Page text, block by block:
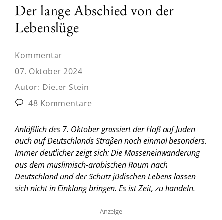
Der lange Abschied von der
Lebenslüge
Kommentar
07. Oktober 2024
Autor: Dieter Stein
48 Kommentare
Anläßlich des 7. Oktober grassiert der Haß auf Juden
auch auf Deutschlands Straßen noch einmal besonders.
Immer deutlicher zeigt sich: Die Masseneinwanderung
aus dem muslimisch-arabischen Raum nach
Deutschland und der Schutz jüdischen Lebens lassen
sich nicht in Einklang bringen. Es ist Zeit, zu handeln.
Anzeige